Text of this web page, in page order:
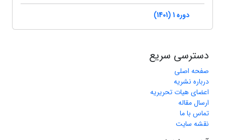
دوره 1 (1401)
دسترسی سریع
صفحه اصلی
درباره نشریه
اعضای هیات تحریریه
ارسال مقاله
تماس با ما
نقشه سایت